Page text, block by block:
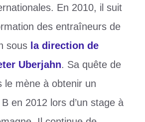
En 2010, il suit
des entraîneurs de
sous la direction de
Uberjahn. Sa quête de
le mène à obtenir un
en 2012 lors d’un stage à